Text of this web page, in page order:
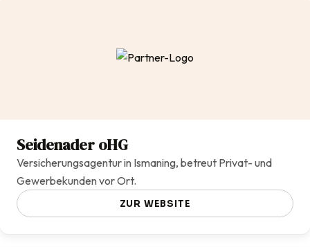
Seidenader oHG
Versicherungsagentur in Ismaning, betreut Privat- und
Gewerbekunden vor Ort.
ZUR WEBSITE